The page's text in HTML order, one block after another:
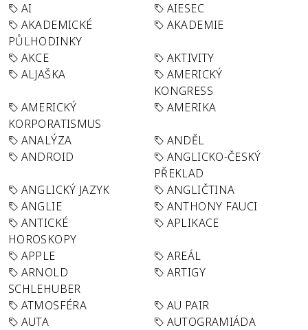
AI
AIESEC
AKADEMICKÉ
PŮLHODINKY
AKADEMIE
AKCE
AKTIVITY
ALJAŠKA
AMERICKÝ
KONGRESS
AMERICKÝ
KORPORATISMUS
AMERIKA
ANALÝZA
ANDĚL
ANDROID
ANGLICKO-ČESKÝ
PŘEKLAD
ANGLICKÝ JAZYK
ANGLIČTINA
ANGLIE
ANTHONY FAUCI
ANTICKÉ
HOROSKOPY
APLIKACE
APPLE
AREÁL
ARNOLD
SCHLEHUBER
ARTIGY
ATMOSFÉRA
AU PAIR
AUTA
AUTOGRAMIÁDA